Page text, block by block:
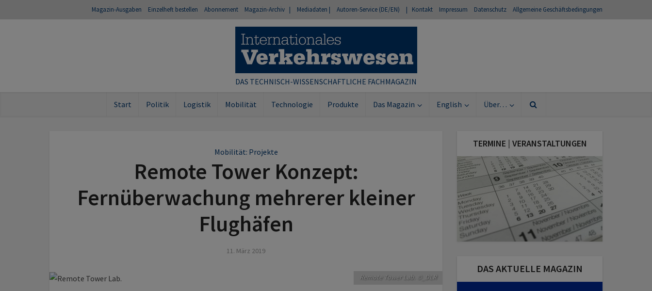
Magazin-Ausgaben Einzelheft bestellen Abonnement Magazin-Archiv | Mediadaten | Autoren-Service (DE/EN) | Kontakt Impressum Datenschutz Allgemeine Geschäftsbedingungen
DAS TECHNISCH-WISSENSCHAFTLICHE FACHMAGAZIN
Start Politik Logistik Mobilität Technologie Produkte Das Magazin English Über…
Mobilität: Projekte
Remote Tower Konzept:
Fernüberwachung mehrerer kleiner
Flughäfen
11. März 2019
Remote Tower Lab. ©_DLR
TERMINE | VERANSTALTUNGEN
DAS AKTUELLE MAGAZIN